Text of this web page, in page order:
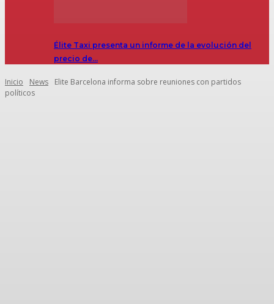
Élite Taxi presenta un informe de la evolución del
precio de…
Inicio News
Elite Barcelona informa sobre reuniones con partidos
políticos